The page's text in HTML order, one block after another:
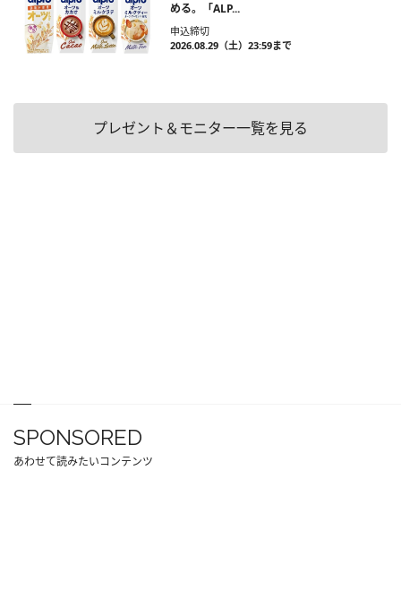
める。「ALP...
申込締切
2026.08.29（土）23:59まで
プレゼント＆モニター一覧を見る
SPONSORED
あわせて読みたいコンテンツ